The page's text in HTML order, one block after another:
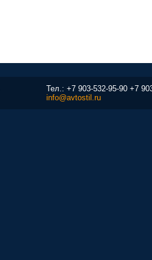
Тел.: +7 903-532-95-90 +7
info@avtostil.ru